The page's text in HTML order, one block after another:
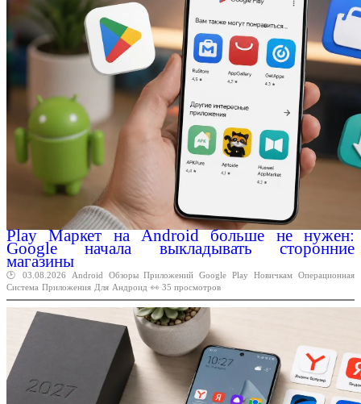
Play Маркет на Android больше не нужен:
Google начала выкладывать сторонние
магазины
🕑 03.08.2026 Android Обзоры Приложений Google Play Новичкам Операционная
Система Приложения Для Андроид 👀 35 просмотров